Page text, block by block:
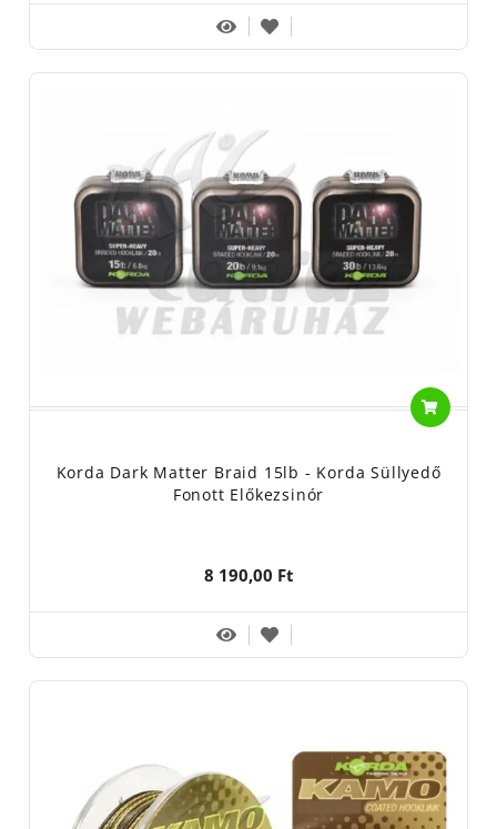
Korda Dark Matter Braid 15lb - Korda Süllyedő
Fonott Előkezsinór
8 190,00 Ft